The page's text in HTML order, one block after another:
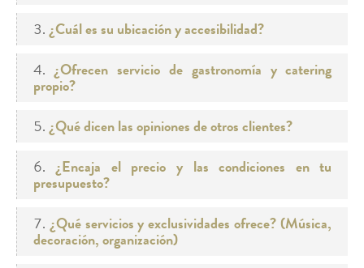
¿Cuál es su ubicación y accesibilidad?
¿Ofrecen servicio de gastronomía y catering
propio?
¿Qué dicen las opiniones de otros clientes?
¿Encaja el precio y las condiciones en tu
presupuesto?
¿Qué servicios y exclusividades ofrece? (Música,
decoración, organización)